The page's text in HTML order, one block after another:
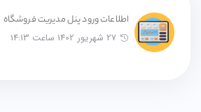
اطلاعات ورود پنل مدیریت فروشگاه
27 شهریور 1402 ساعت 14:13